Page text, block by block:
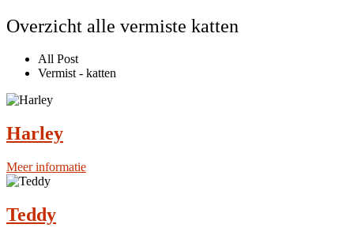
Overzicht alle vermiste katten
All Post
Vermist - katten
Harley
Meer informatie
Teddy